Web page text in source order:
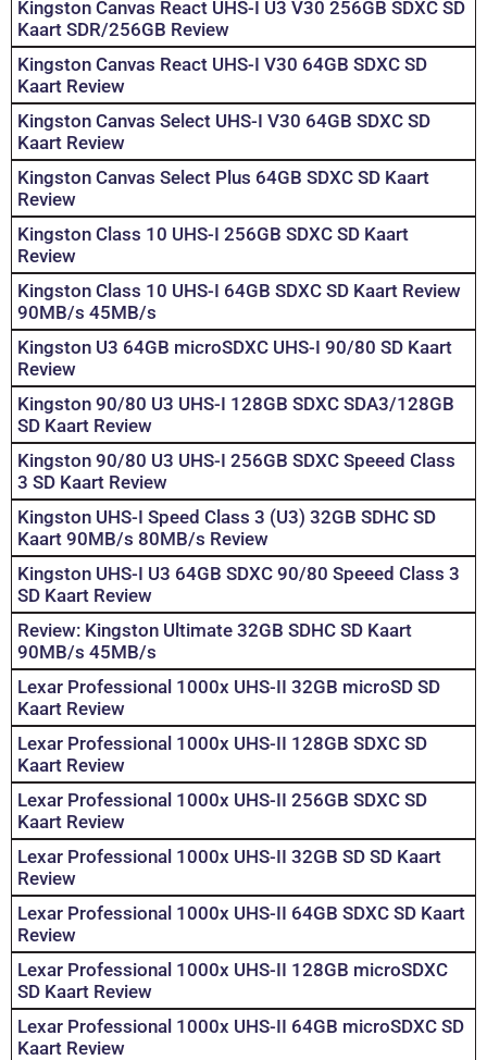
Kingston Canvas React UHS-I U3 V30 256GB SDXC SD
Kaart SDR/256GB Review
Kingston Canvas React UHS-I V30 64GB SDXC SD
Kaart Review
Kingston Canvas Select UHS-I V30 64GB SDXC SD
Kaart Review
Kingston Canvas Select Plus 64GB SDXC SD Kaart
Review
Kingston Class 10 UHS-I 256GB SDXC SD Kaart
Review
Kingston Class 10 UHS-I 64GB SDXC SD Kaart Review
90MB/s 45MB/s
Kingston U3 64GB microSDXC UHS-I 90/80 SD Kaart
Review
Kingston 90/80 U3 UHS-I 128GB SDXC SDA3/128GB
SD Kaart Review
Kingston 90/80 U3 UHS-I 256GB SDXC Speeed Class
3 SD Kaart Review
Kingston UHS-I Speed Class 3 (U3) 32GB SDHC SD
Kaart 90MB/s 80MB/s Review
Kingston UHS-I U3 64GB SDXC 90/80 Speeed Class 3
SD Kaart Review
Review: Kingston Ultimate 32GB SDHC SD Kaart
90MB/s 45MB/s
Lexar Professional 1000x UHS-II 32GB microSD SD
Kaart Review
Lexar Professional 1000x UHS-II 128GB SDXC SD
Kaart Review
Lexar Professional 1000x UHS-II 256GB SDXC SD
Kaart Review
Lexar Professional 1000x UHS-II 32GB SD SD Kaart
Review
Lexar Professional 1000x UHS-II 64GB SDXC SD Kaart
Review
Lexar Professional 1000x UHS-II 128GB microSDXC
SD Kaart Review
Lexar Professional 1000x UHS-II 64GB microSDXC SD
Kaart Review